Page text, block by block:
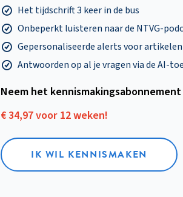
Het tijdschrift 3 keer in de bus
Onbeperkt luisteren naar de NTVG-
Gepersonaliseerde alerts voor artikelen
Antwoorden op al je vragen via de AI-
Neem het kennismakings­abonnement
€ 34,97 voor 12 weken!
IK WIL KENNISMAKEN